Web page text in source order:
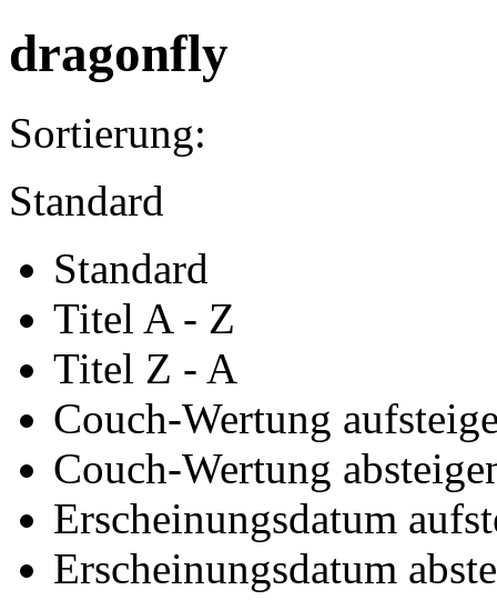
dragonfly
Sortierung:
Standard
Standard
Titel A - Z
Titel Z - A
Couch-Wertung
Couch-Wertung
Erscheinungsdatum
Erscheinungsdatum